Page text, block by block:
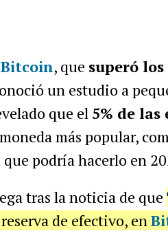
Bitcoin, que superó los
un estudio a
que el 5% de las
más popular,
podría hacerlo en
tras la noticia de que
de efectivo, en